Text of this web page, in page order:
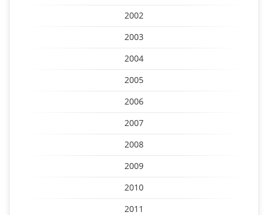
2002
2003
2004
2005
2006
2007
2008
2009
2010
2011